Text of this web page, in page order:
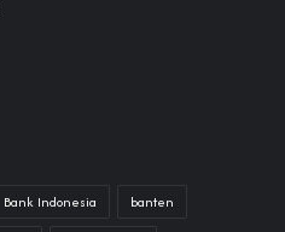
Bank Indonesia banten